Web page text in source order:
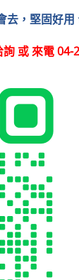
去，堅固好
或 來電 04-